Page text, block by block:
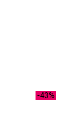
-43%